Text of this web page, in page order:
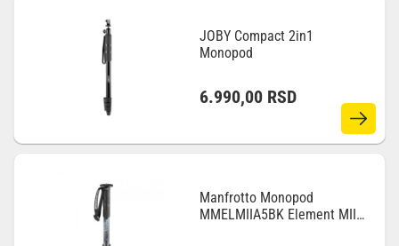
JOBY Compact 2in1
Monopod
6.990,00 RSD
Manfrotto Monopod
MMELMIIA5BK Element MII